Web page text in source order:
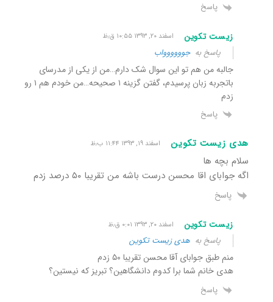
پاسخ
زیست تکوین اسفند ۲۰, ۱۳۹۳ ۱۰:۵۵ ق٫ظ
پاسخ بهجوووووواب
جالبه من هم تو این سوال شک دارم…من از یکی از مدرسای
باتجربه زبان پرسیدم، گفتن گزینه ۱ صحیحه…من خودم هم ۱ رو
زدم
پاسخ
هدی زیست تکوین اسفند ۱۹, ۱۳۹۳ ۱۱:۴۴ ب٫ظ
سلام بچه ها
اگه جوابای اقا محسن درست باشه من تقریبا ۵٠ درصد زدم
پاسخ
زیست تکوین اسفند ۲۰, ۱۳۹۳ ۰:۰۱ ق٫ظ
پاسخ به هدی زیست تکوین
منم طبق جوابای آقا محسن تقریبا ۵۰ زدم
هدی خانم شما برا کدوم دانشگاهین؟ تبریز که نیستین؟
پاسخ